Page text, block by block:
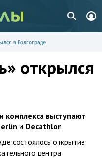
в Волгограде
открылся
комплекса выступают
и Decathlon
состоялось открытие
центра